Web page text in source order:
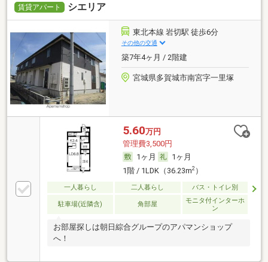
賃貸アパート シエリア
東北本線 岩切駅 徒歩6分
その他の交通
築7年4ヶ月 / 2階建
宮城県多賀城市南宮字一里塚
5.60万円
管理費3,500円
1ヶ月
1ヶ月
1階 / 1LDK（36.23m2）
一人暮らし 二人暮らし バス・トイレ別
駐車場(近隣含) 角部屋
モニタ付インターホ
ン
お部屋探しは朝日綜合グループのアパマンショップ
へ！